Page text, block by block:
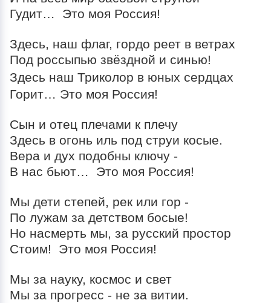
Гудит… Это моя Россия!
Здесь, наш флаг, гордо реет в ветрах
Под россыпью звёздной и синью!
Здесь наш Триколор в юных сердцах
Горит… Это моя Россия!
Сын и отец плечами к плечу
Здесь в огонь иль под струи косые.
Вера и дух подобны ключу -
В нас бьют… Это моя Россия!
Мы дети степей, рек или гор -
По лужам за детством босые!
Но насмерть мы, за русский простор
Стоим! Это моя Россия!
Мы за науку, космос и свет
Мы за прогресс - не за витии.
Памяти поэтессы Тарасенко Н.А. посвящается…
«Склонилась, как мать, над могилой берёза…»
Памяти Юрия Шатунова…
Памяти Леонида Казьмина... К 80 – ти летию
Целинского поэта.
«Вагнер», посвящается…